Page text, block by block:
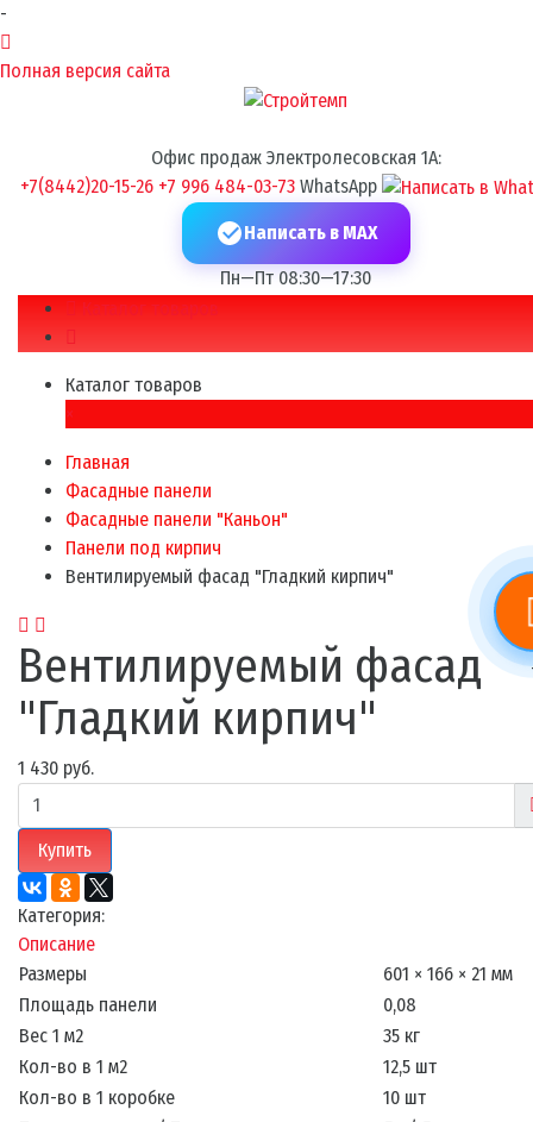
-
Полная версия сайта
Офис продаж Электролесовская 1А:
+7(8442)20-15-26 +7 996 484-03-73 WhatsApp
Написать в MAX
Пн—Пт 08:30—17:30
Каталог товаров
Каталог товаров
×
Главная
Фасадные панели
Фасадные панели "Каньон"
Панели под кирпич
Вентилируемый фасад "Гладкий кирпич"
Вентилируемый фасад
"Гладкий кирпич"
1 430 руб.
Купить
Категория:
Описание
Размеры
601 × 166 × 21 мм
Площадь панели
0,08
Вес 1 м2
35 кг
Кол-во в 1 м2
12,5 шт
Кол-во в 1 коробке
10 шт